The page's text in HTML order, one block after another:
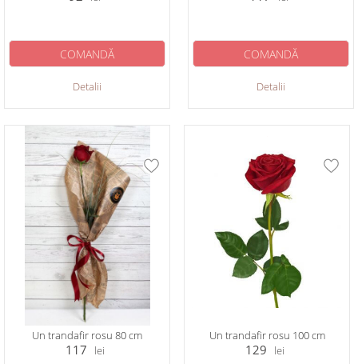
Detalii
COMANDĂ
Detalii
COMANDĂ
Un trandafir rosu 80 cm
117 lei
Un trandafir rosu 100 cm
129 lei